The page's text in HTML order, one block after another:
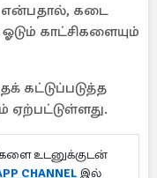
என்பதால், கடை
காட்சிகளையும்
கட்டுப்படுத்த
ஏற்பட்டுள்ளது.
உடனுக்குடன்
CHANNEL இல்